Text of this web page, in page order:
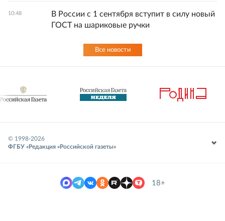
10:48
В России с 1 сентября вступит в силу новый
ГОСТ на шариковые ручки
Все новости
© 1998-2026
ФГБУ «Редакция «Российской газеты»
18+